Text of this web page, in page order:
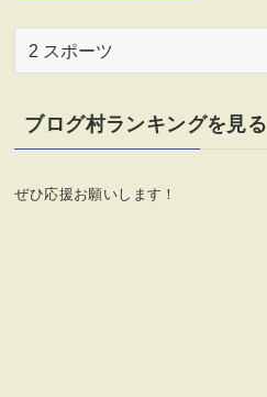
リ
ー
ブログ村ランキングを見る
ぜひ応援お願いします！